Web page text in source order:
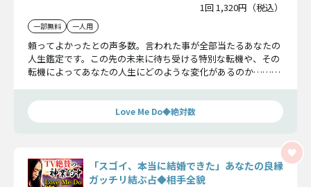
1回 1,320円（税込）
一部無料 一人用
頼ってよかったとの声多数。言われた事が全部当たるあなたの
人生鑑定です。この先の未来に待ち受ける特別な転機や、その
転機によってあなたの人生にどのような変化があるのか……こ
Love Me Do◆絶対数
「スゴイ、本当に結婚できた」あなたの良縁
ガッチリ結ぶ占◆相手全貌